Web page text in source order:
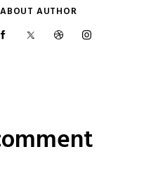
ABOUT AUTHOR